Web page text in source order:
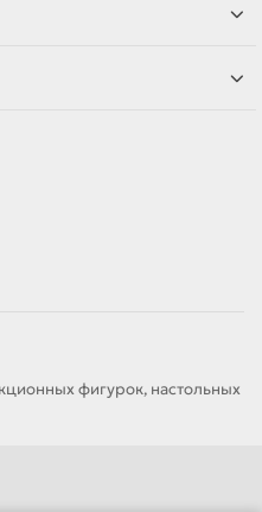
фигурок, настольных